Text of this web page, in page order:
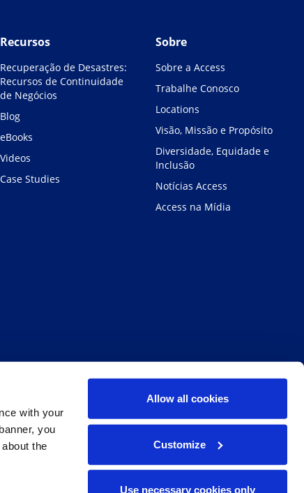
with your
you
the
Allow all cookies
Customize
Use necessary cookies only
Recursos
Recuperação de Desastres:
Recursos de Continuidade
de Negócios
Blog
eBooks
Videos
Case Studies
Sobre
Sobre a Access
Trabalhe Conosco
Locations
Visão, Missão e Propósito
Diversidade, Equidade e
Inclusão
Notícias Access
Access na Mídia
Facebook
TwitterLinkedInInstagram